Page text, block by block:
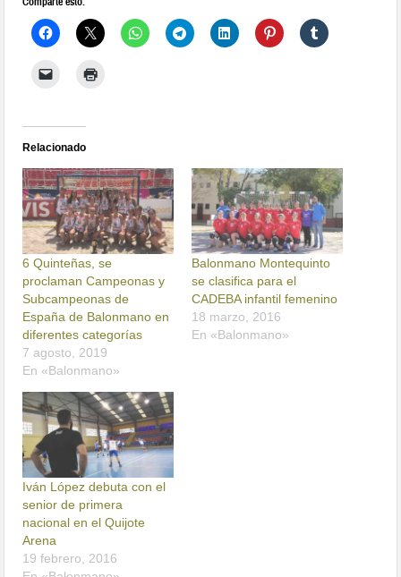
Relacionado
6 Quinteñas, se
proclaman Campeonas y
Subcampeonas de
España de Balonmano en
diferentes categorías
7 agosto, 2019
En «Balonmano»
Balonmano Montequinto
se clasifica para el
CADEBA infantil femenino
18 marzo, 2016
En «Balonmano»
Iván López debuta con el
senior de primera
nacional en el Quijote
Arena
19 febrero, 2016